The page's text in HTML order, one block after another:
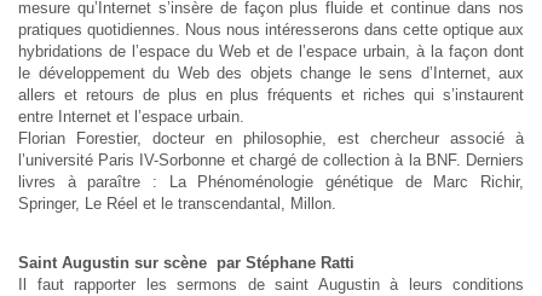
mesure qu’Internet s’insère de façon plus fluide et continue dans nos
pratiques quotidiennes. Nous nous intéresserons dans cette optique aux
hybridations de l’espace du Web et de l’espace urbain, à la façon dont
le développement du Web des objets change le sens d’Internet, aux
allers et retours de plus en plus fréquents et riches qui s’instaurent
entre Internet et l’espace urbain.
Florian Forestier, docteur en philosophie, est chercheur associé à
l’université Paris IV-Sorbonne et chargé de collection à la BNF. Derniers
livres à paraître : La Phénoménologie génétique de Marc Richir,
Springer, Le Réel et le transcendantal, Millon.
Saint Augustin sur scène par Stéphane Ratti
Il faut rapporter les sermons de saint Augustin à leurs conditions